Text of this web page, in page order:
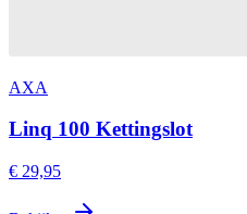
AXA
Linq 100 Kettingslot
€ 29,95